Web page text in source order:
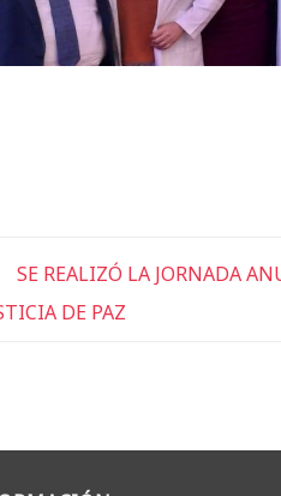
SE REALIZÓ LA JORNADA
DE PAZ